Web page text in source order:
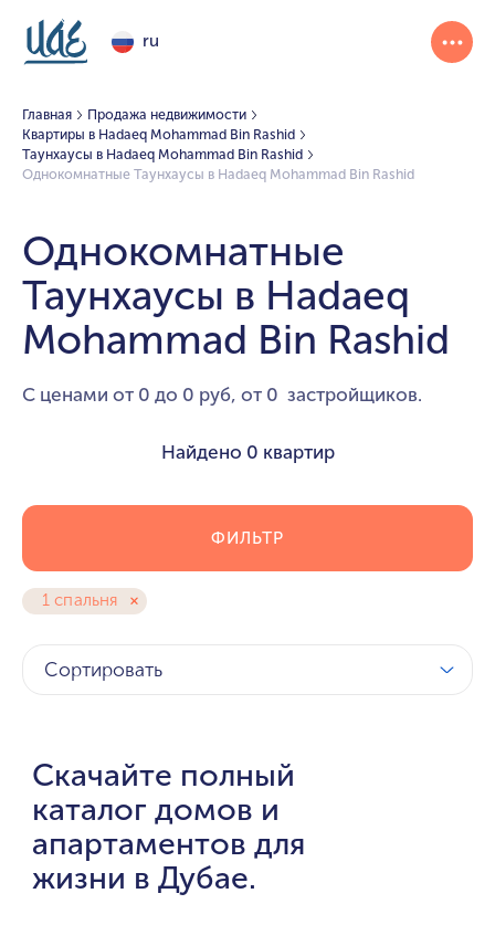
ru
Главная
Продажа недвижимости
Квартиры в Hadaeq Mohammad Bin Rashid
Таунхаусы в Hadaeq Mohammad Bin Rashid
Однокомнатные Таунхаусы в Hadaeq Mohammad Bin Rashid
Однокомнатные
Таунхаусы в Hadaeq
Mohammad Bin Rashid
С ценами от 0 до 0 руб, от 0 застройщиков.
Найдено 0 квартир
1 спальня
ФИЛЬТР
Сортировать
Скачайте полный
каталог домов и
апартаментов для
жизни в Дубае.